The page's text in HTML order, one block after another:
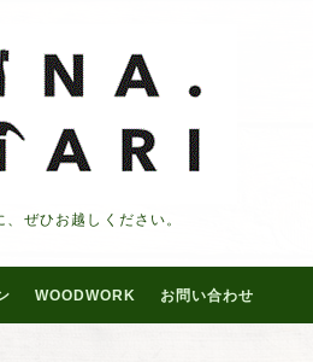
ぜひお越しください。
WOODWORK お問い合わせ